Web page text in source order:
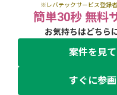
※レバテックサービス登録
簡単30秒 無料
お気持ちはどちら
案件を見
すぐに参